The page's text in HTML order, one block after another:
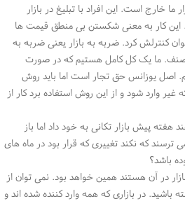
ما خارج است. این افراد با تبلیغ در بازار
این کار به معنی شکستن بی منطق قیمت ها
کنترلش کرد. ضربه به بازار یعنی ضربه به
ما یک کل کامل هستیم که در صورت
اصل یوزانس حق تجار است اما باید روش
وارد شود و از این روش استفاده برد کار از
هفته پیش بازار تکانی به خود داد اما باز
که نکند تغییری که قرار بود در ماه های
باشد؟
بازار در آن هستند همین خواهد بود. نمی توان از
باشید. در بازاری که همه وارد کننده شده اند و